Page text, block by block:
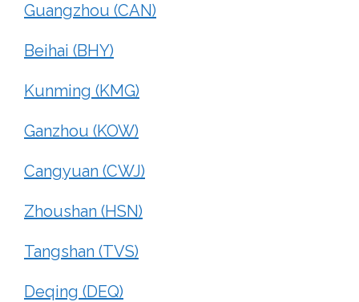
Guangzhou (CAN)
Beihai (BHY)
Kunming (KMG)
Ganzhou (KOW)
Cangyuan (CWJ)
Zhoushan (HSN)
Tangshan (TVS)
Deqing (DEQ)